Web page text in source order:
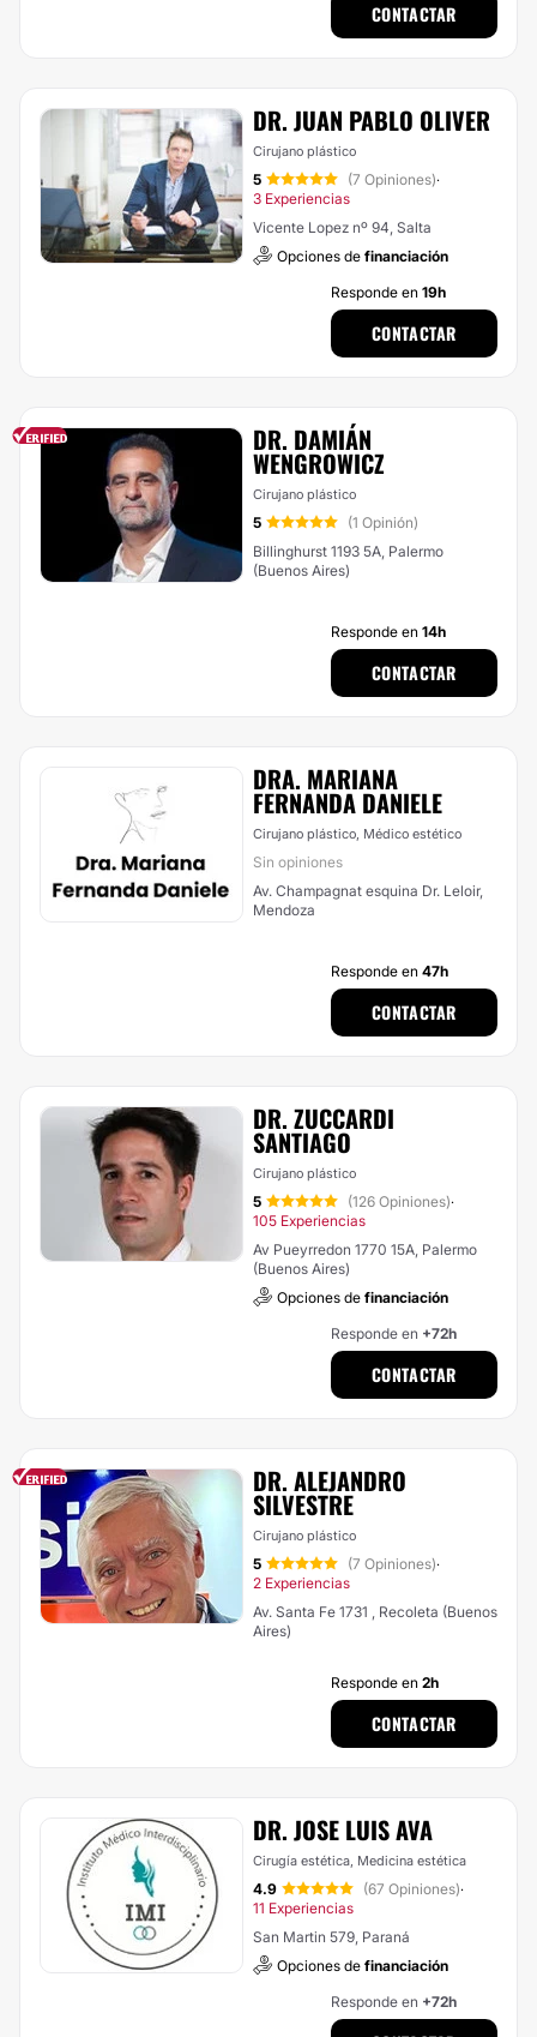
CONTACTAR
DR. JUAN PABLO OLIVER
Cirujano plástico
5 (7 Opiniones)·
3 Experiencias
Vicente Lopez nº 94, Salta
Opciones de financiación
Responde en 19h
CONTACTAR
DR. DAMIÁN
WENGROWICZ
Cirujano plástico
5
(1 Opinión)
Billinghurst 1193 5A, Palermo
(Buenos Aires)
Responde en 14h
CONTACTAR
DRA. MARIANA
FERNANDA DANIELE
Cirujano plástico, Médico estético
Sin opiniones
Av. Champagnat esquina Dr. Leloir,
Mendoza
Responde en 47h
CONTACTAR
DR. ZUCCARDI
SANTIAGO
Cirujano plástico
5 (126 Opiniones)·
105 Experiencias
Av Pueyrredon 1770 15A, Palermo
(Buenos Aires)
Opciones de financiación
Responde en +72h
CONTACTAR
DR. ALEJANDRO
SILVESTRE
Cirujano plástico
5 (7 Opiniones)·
2 Experiencias
Av. Santa Fe 1731 , Recoleta (Buenos
Aires)
Responde en 2h
CONTACTAR
DR. JOSE LUIS AVA
Cirugía estética, Medicina estética
4.9 (67 Opiniones)·
11 Experiencias
San Martin 579, Paraná
Opciones de financiación
Responde en +72h